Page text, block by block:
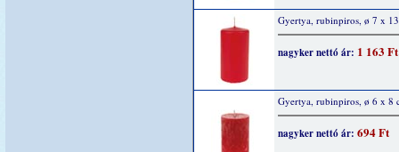
Gyertya, rubinpiros, ø 7 x
nagyker nettó ár: 1 163 Ft
Gyertya, rubinpiros, ø 6 x 8
nagyker nettó ár: 694 Ft